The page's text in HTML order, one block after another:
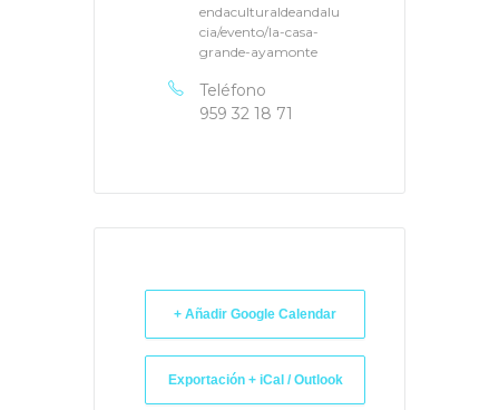
endaculturaldeandalu
cia/evento/la-casa-
grande-ayamonte
Teléfono
959 32 18 71
+ Añadir Google Calendar
Exportación + iCal / Outlook